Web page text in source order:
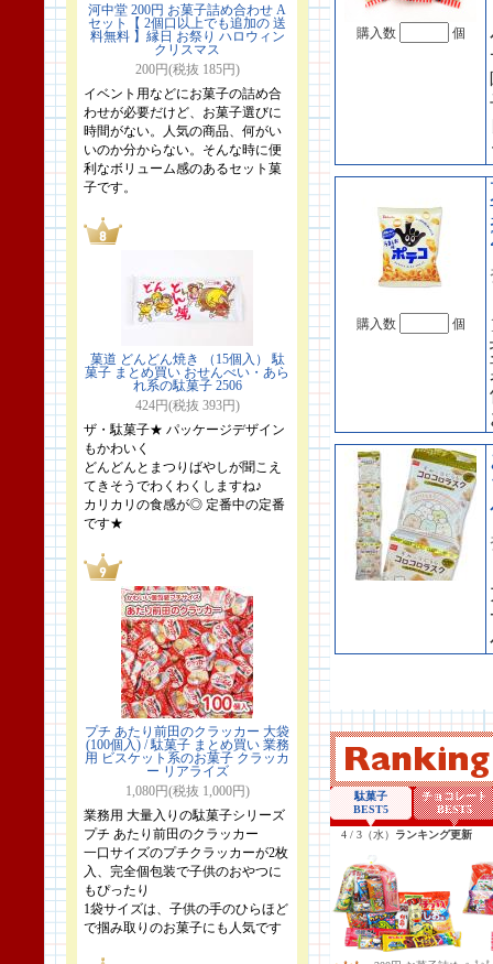
河中堂 200円 お菓子詰め合わせ A
セット【 2個口以上でも追加の 送
料無料 】縁日 お祭り ハロウィン
クリスマス
200円(税抜 185円)
イベント用などにお菓子の詰め合
わせが必要だけど、お菓子選びに
時間がない。人気の商品、何がい
いのか分からない。そんな時に便
利なボリューム感のあるセット菓
子です。
菓道 どんどん焼き （15個入） 駄
菓子 まとめ買い おせんべい・あら
れ系の駄菓子 2506
424円(税抜 393円)
ザ・駄菓子★ パッケージデザイン
もかわいく
どんどんとまつりばやしが聞こえ
てきそうでわくわくしますね♪
カリカリの食感が◎ 定番中の定番
です★
プチ あたり前田のクラッカー 大袋
(100個入) / 駄菓子 まとめ買い 業務
用 ビスケット系のお菓子 クラッカ
ー リアライズ
1,080円(税抜 1,000円)
業務用 大量入りの駄菓子シリーズ
プチ あたり前田のクラッカー
一口サイズのプチクラッカーが2枚
入、完全個包装で子供のおやつに
もぴったり
1袋サイズは、子供の手のひらほど
で掴み取りのお菓子にも人気です
購入数 個
購入数 個